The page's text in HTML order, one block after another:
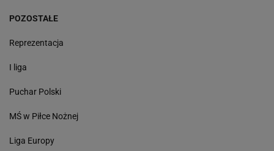
POZOSTAŁE
Reprezentacja
I liga
Puchar Polski
MŚ w Piłce Nożnej
Liga Europy